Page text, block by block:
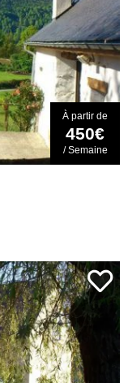
À partir de
450€
/ Semaine